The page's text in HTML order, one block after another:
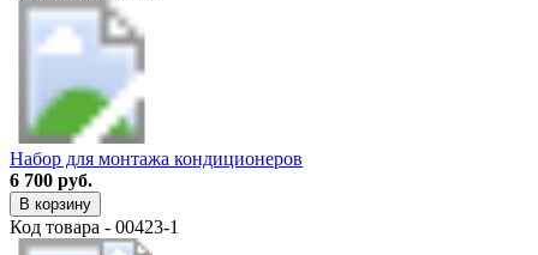
Набор для монтажа кондиционеров
6 700 руб.
В корзину
Код товара - 00423-1